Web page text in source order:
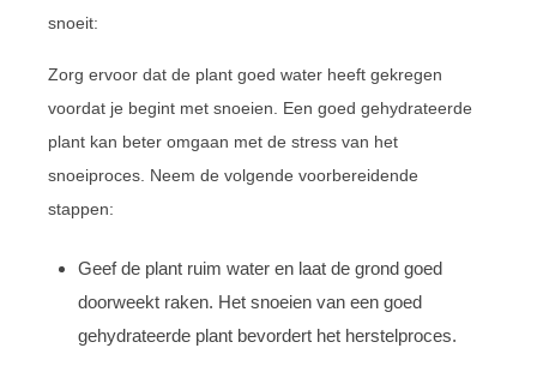
snoeit:
Zorg ervoor dat de plant goed water heeft gekregen
voordat je begint met snoeien. Een goed gehydrateerde
plant kan beter omgaan met de stress van het
snoeiproces. Neem de volgende voorbereidende
stappen:
Geef de plant ruim water en laat de grond goed
doorweekt raken. Het snoeien van een goed
gehydrateerde plant bevordert het herstelproces.